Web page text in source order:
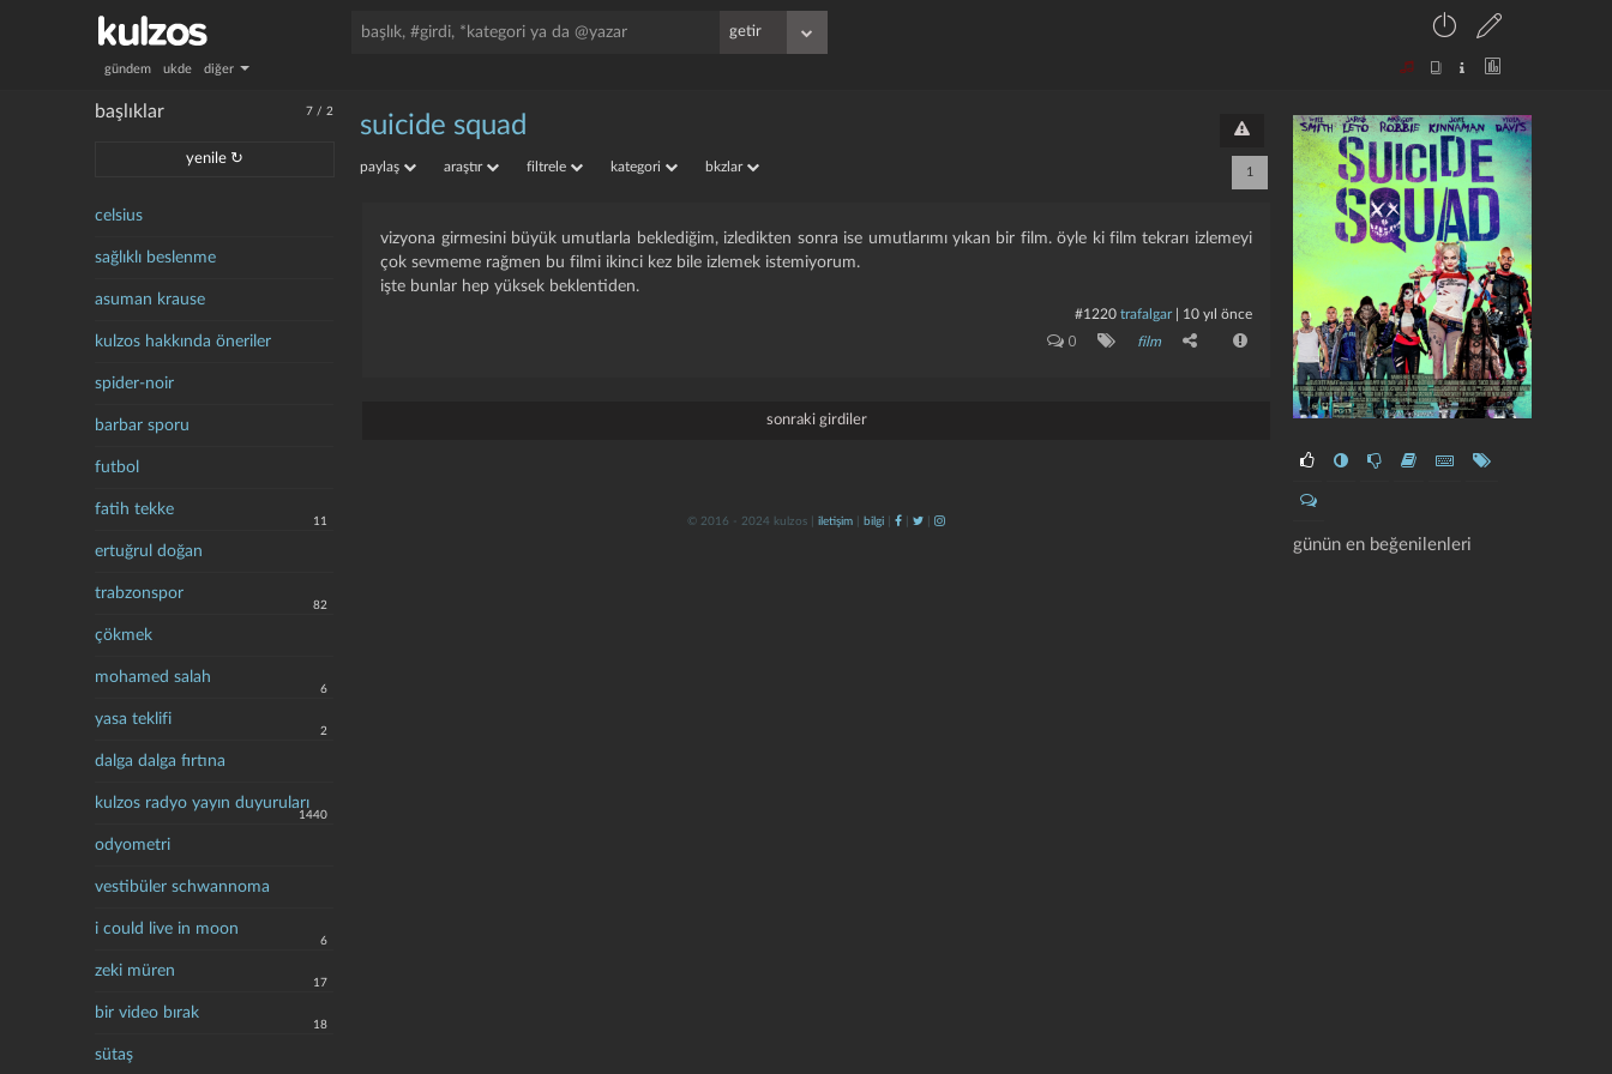
gündem ukde diğer
7 /2
başlıklar
yenile ↻
celsius
sağlıklı beslenme
asuman krause
kulzos hakkında öneriler
spider-noir
barbar sporu
futbol
fatih tekke
11
ertuğrul doğan
trabzonspor
82
çökmek
mohamed salah
6
yasa teklifi
2
dalga dalga fırtına
kulzos radyo yayın duyuruları
1440
odyometri
vestibüler schwannoma
i could live in moon
6
zeki müren
17
bir video bırak
18
sütaş
günün en beğenilenleri
suicide squad
paylaş araştır filtrele kategori bkzlar 1
vizyona girmesini büyük umutlarla beklediğim, izledikten sonra ise umutlarımı yıkan bir film. öyle ki film tekrarı izlemeyi
çok sevmeme rağmen bu filmi ikinci kez bile izlemek istemiyorum.
i̇şte bunlar hep yüksek beklentiden.
#1220 trafalgar| 10 yıl önce
0 film
sonraki girdiler
© 2016 - 2024 kulzos | iletişim bilgi